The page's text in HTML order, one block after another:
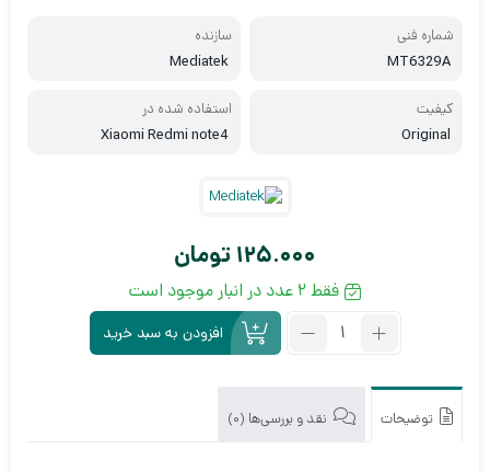
شماره فنی
MT6329A
سازنده
Mediatek
کیفیت
Original
استفاده شده در
Xiaomi Redmi note4
125.000 تومان
فقط 2 عدد در انبار موجود است
تعداد:
MT6329A
افزودن به سبد خرید
توضیحات نقد و بررسی‌ها (0)